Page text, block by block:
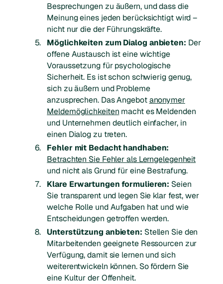
Besprechungen zu äußern, und dass die
Meinung eines jeden berücksichtigt wird –
nicht nur die der Führungskräfte.
Möglichkeiten zum Dialog anbieten: Der
offene Austausch ist eine wichtige
Voraussetzung für psychologische
Sicherheit. Es ist schon schwierig genug,
sich zu äußern und Probleme
anzusprechen. Das Angebotanonymer
Meldemöglichkeiten macht es Meldenden
und Unternehmen deutlich einfacher, in
einen Dialog zu treten.
Fehler mit Bedacht handhaben:
Betrachten Sie Fehler als Lerngelegenheit
und nicht als Grund für eine Bestrafung.
Klare Erwartungen formulieren: Seien
Sie transparent und legen Sie klar fest, wer
welche Rolle und Aufgaben hat und wie
Entscheidungen getroffen werden.
Unterstützung anbieten: Stellen Sie den
Mitarbeitenden geeignete Ressourcen zur
Verfügung, damit sie lernen und sich
weiterentwickeln können. So fördern Sie
eine Kultur der Offenheit.